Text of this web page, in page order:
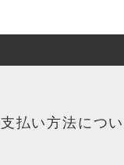
支払い方法につ